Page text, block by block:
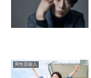
男性芸能人